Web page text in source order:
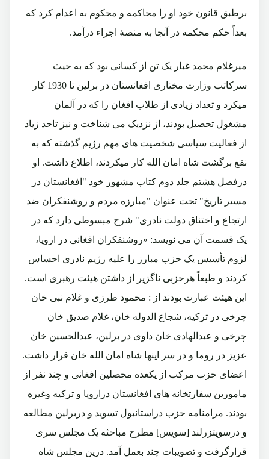
برطبق قانون خود او را محاکمه و محکوم به اعدام کرد که
بعداً حکم محکمه در آنجا به منصۀ اجراء درآمد.
میرغلام محمد غبار یک تن از کسانی بود که به حیث
سرکاتب وزارت مختاری افغانستان در برلین تا 1930 کار
میکرد و تعداد زیادی از طلاب افغان را که در آلمان
مشغول تحصیل بودند، از نزدیک می شناخت و نیز تاحد زیاد
از فعالیت سیاسی شخصیت های مهم رژیم گذشته که به
نفع برگشت شاه امان الله کار میکردند، اطلاع داشت. او
درفصل هشتم جلد دوم کتاب مشهور خود "افغانستان در
مسیر تاریخ" تحت عنوان "مبارزه مردم و روشنفکران ضد
ارتجاع و اختناق دولت نادری" شرح مبسوطی دارد که در
یک قسمت آن می نویسد: «روشنفکران افغانی در اروپا،
لزوم تأسیس یک حزب مبارز را علیه رژیم نادری احساس
کردند و طبعاً هرحزبی ناگزیر از داشتن هیئت رهبری است.
این هیئت عبارت بودند از : محمود طرزی و غلام نبی خان
چرخی در ترکیه، شجاع الدوله خان، غلام صدیق خان
چرخی و عبدالهادی خان داوی در برلین، عبدالحسین خان
عزیز در روما و در سر اینها شاه امان الله خان قرار داشت.
اعضای حزب مرکب از یکعده محصلین افغانی و چند نفر از
مامورین سفارتخانه های افغانستان دراروپا و ترکیه وغیره
بودند. مرامنامه حزب دراستانبول تسوید و دربرلین مطالعه
و درسویتزرلند [سویس] مطرح مباحثه یک مجلس سری
قرارگرفت و تصویبات چند بعمل آمد. درین مجلس شاه